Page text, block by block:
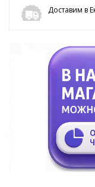
Доставим в